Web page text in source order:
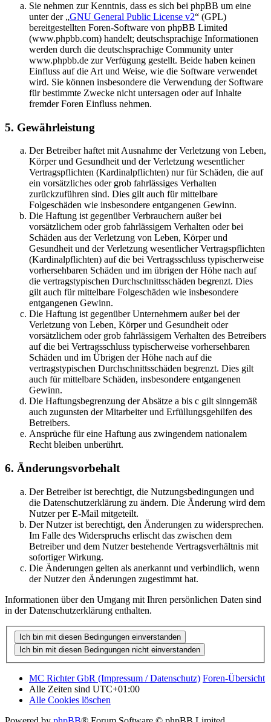
Sie nehmen zur Kenntnis, dass es sich bei phpBB um eine
unter der „GNU General Public License v2“ (GPL)
bereitgestellten Foren-Software von phpBB Limited
(www.phpbb.com) handelt; deutschsprachige Informationen
werden durch die deutschsprachige Community unter
www.phpbb.de zur Verfügung gestellt. Beide haben keinen
Einfluss auf die Art und Weise, wie die Software verwendet
wird. Sie können insbesondere die Verwendung der Software
für bestimmte Zwecke nicht untersagen oder auf Inhalte
fremder Foren Einfluss nehmen.
5. Gewährleistung
Der Betreiber haftet mit Ausnahme der Verletzung von Leben,
Körper und Gesundheit und der Verletzung wesentlicher
Vertragspflichten (Kardinalpflichten) nur für Schäden, die auf
ein vorsätzliches oder grob fahrlässiges Verhalten
zurückzuführen sind. Dies gilt auch für mittelbare
Folgeschäden wie insbesondere entgangenen Gewinn.
Die Haftung ist gegenüber Verbrauchern außer bei
vorsätzlichem oder grob fahrlässigem Verhalten oder bei
Schäden aus der Verletzung von Leben, Körper und
Gesundheit und der Verletzung wesentlicher Vertragspflichten
(Kardinalpflichten) auf die bei Vertragsschluss typischerweise
vorhersehbaren Schäden und im übrigen der Höhe nach auf
die vertragstypischen Durchschnittsschäden begrenzt. Dies
gilt auch für mittelbare Folgeschäden wie insbesondere
entgangenen Gewinn.
Die Haftung ist gegenüber Unternehmern außer bei der
Verletzung von Leben, Körper und Gesundheit oder
vorsätzlichem oder grob fahrlässigem Verhalten des Betreibers
auf die bei Vertragsschluss typischerweise vorhersehbaren
Schäden und im Übrigen der Höhe nach auf die
vertragstypischen Durchschnittsschäden begrenzt. Dies gilt
auch für mittelbare Schäden, insbesondere entgangenen
Gewinn.
Die Haftungsbegrenzung der Absätze a bis c gilt sinngemäß
auch zugunsten der Mitarbeiter und Erfüllungsgehilfen des
Betreibers.
Ansprüche für eine Haftung aus zwingendem nationalem
Recht bleiben unberührt.
6. Änderungsvorbehalt
Der Betreiber ist berechtigt, die Nutzungsbedingungen und
die Datenschutzerklärung zu ändern. Die Änderung wird dem
Nutzer per E-Mail mitgeteilt.
Der Nutzer ist berechtigt, den Änderungen zu widersprechen.
Im Falle des Widerspruchs erlischt das zwischen dem
Betreiber und dem Nutzer bestehende Vertragsverhältnis mit
sofortiger Wirkung.
Die Änderungen gelten als anerkannt und verbindlich, wenn
der Nutzer den Änderungen zugestimmt hat.
Informationen über den Umgang mit Ihren persönlichen Daten sind
in der Datenschutzerklärung enthalten.
MC Richter GbR (Impressum / Datenschutz) Foren-Übersicht
Alle Zeiten sind UTC+01:00
Alle Cookies löschen